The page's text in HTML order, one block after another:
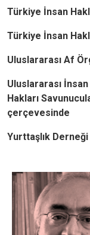
Türkiye İnsan
Türkiye İnsan
Uluslararası Af
Uluslararası
Hakları
çerçevesinde
Yurttaşlık Derneği